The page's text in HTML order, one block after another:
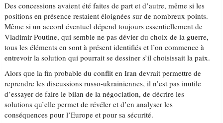
Des concessions avaient été faites de part et d’autre, même si les
positions en présence restaient éloignées sur de nombreux points.
Même si un accord éventuel dépend toujours essentiellement de
Vladimir Poutine, qui semble ne pas dévier du choix de la guerre,
tous les éléments en sont à présent identifiés et l’on commence à
entrevoir la solution qui pourrait se dessiner s’il choisissait la paix.
Alors que la fin probable du conflit en Iran devrait permettre de
reprendre les discussions russo-ukrainiennes, il n’est pas inutile
d’essayer de faire le bilan de la négociation, de décrire les
solutions qu’elle permet de révéler et d’en analyser les
conséquences pour l’Europe et pour sa sécurité.